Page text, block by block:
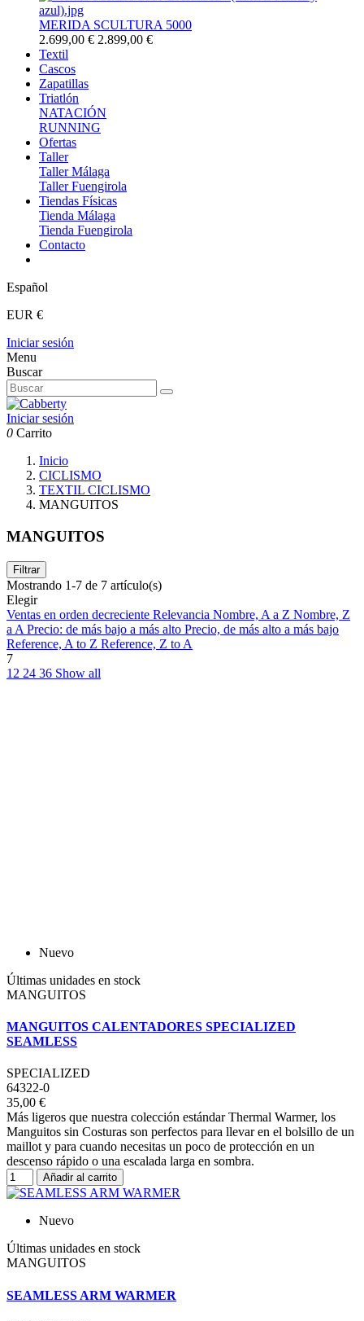
MERIDA SCULTURA 5000
2.699,00 € 2.899,00 €
Textil
Cascos
Zapatillas
Triatlón
NATACIÓN
RUNNING
Ofertas
Taller
Taller Málaga
Taller Fuengirola
Tiendas Físicas
Tienda Málaga
Tienda Fuengirola
Contacto
Español
EUR €
Iniciar sesión
Menu
Buscar
Iniciar sesión
0 Carrito
Inicio
CICLISMO
TEXTIL CICLISMO
MANGUITOS
MANGUITOS
Filtrar
Mostrando 1-7 de 7 artículo(s)
Elegir
Ventas en orden decreciente Relevancia Nombre, A a Z Nombre, Z
a A Precio: de más bajo a más alto Precio, de más alto a más bajo
Reference, A to Z Reference, Z to A
7
12 24 36 Show all
Nuevo
Últimas unidades en stock
MANGUITOS
MANGUITOS CALENTADORES SPECIALIZED
SEAMLESS
SPECIALIZED
64322-0
35,00 €
Más ligeros que nuestra colección estándar Thermal Warmer, los
Manguitos sin Costuras son perfectos para llevar en el bolsillo de un
maillot y para cuando necesitas un poco de protección en un
descenso rápido o una escalada larga en sombra.
Añadir al carrito
Nuevo
Últimas unidades en stock
MANGUITOS
SEAMLESS ARM WARMER